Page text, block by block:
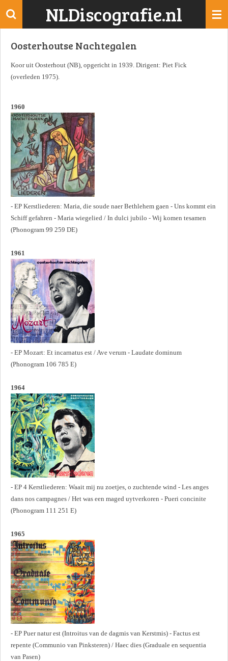
Ga
de
NLDiscografie.nl
Oosterhoutse Nachtegalen
Koor uit Oosterhout (NB), opgericht in 1939. Dirigent: Piet Fick
(overleden 1975).
1960
- EP Kerstliederen: Maria, die soude naer Bethlehem gaen - Uns kommt ein
Schiff gefahren - Maria wiegelied / In dulci jubilo - Wij komen tesamen
(Phonogram 99 259 DE)
1961
- EP Mozart: Et incarnatus est / Ave verum - Laudate dominum
(Phonogram 106 785 E)
1964
- EP 4 Kerstliederen: Waait mij nu zoetjes, o zuchtende wind - Les anges
dans nos campagnes / Het was een maged uytverkoren - Pueri concinite
(Phonogram 111 251 E)
1965
- EP Puer natur est (Introitus van de dagmis van Kerstmis) - Factus est
repente (Communio van Pinksteren) / Haec dies (Graduale en sequentia
van Pasen)